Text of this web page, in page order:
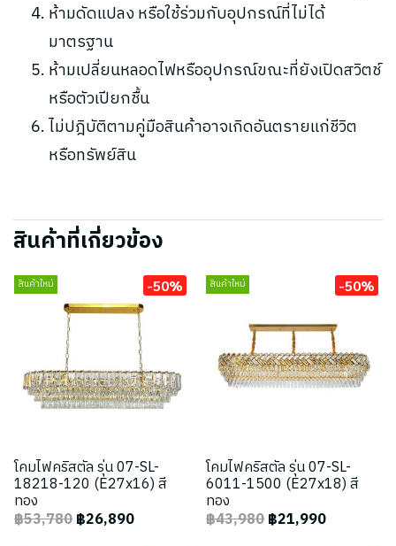
ห้ามดัดแปลง หรือใช้ร่วมกับอุปกรณ์ที่ไม่ได้
มาตรฐาน
ห้ามเปลี่ยนหลอดไฟหรืออุปกรณ์ขณะที่ยังเปิดสวิตช์
หรือตัวเปียกชื้น
ไม่ปฎิบัติตามคู่มือสินค้าอาจเกิดอันตรายแก่ชีวิต
หรือทรัพย์สิน
สินค้าที่เกี่ยวข้อง
สินค้าใหม่ -50%
โคมไฟคริสตัล รุ่น 07-SL-
18218-120 (E27x16) สี
ทอง
฿53,780฿26,890
สินค้าใหม่ -50%
โคมไฟคริสตัล รุ่น 07-SL-
6011-1500 (E27x18) สี
ทอง
฿43,980฿21,990